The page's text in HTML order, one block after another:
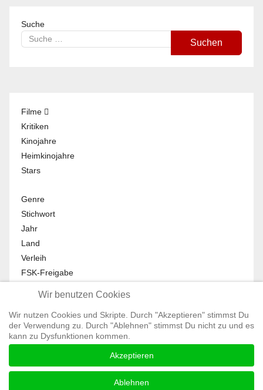
Suche
Suchen
Filme
Kritiken
Kinojahre
Heimkinojahre
Stars
Genre
Stichwort
Jahr
Land
Verleih
FSK-Freigabe
Mein Profil
Registrieren
All Rights reserved © Moviewolf 2026
Impressum
Wir benutzen Cookies
Wir nutzen Cookies und Skripte. Durch "Akzeptieren" stimmst Du
der Verwendung zu. Durch "Ablehnen" stimmst Du nicht zu und es
kann zu Dysfunktionen kommen.
Akzeptieren
Ablehnen